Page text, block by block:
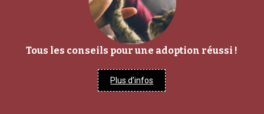
Tous les conseils pour une adoption réussi !
Plus d’infos